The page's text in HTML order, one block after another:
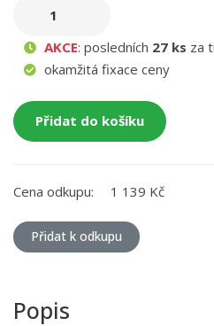
AKCE: posledních 27 ks za
okamžitá fixace ceny
Přidat do košíku
Cena odkupu: 1 139 Kč
Přidat k odkupu
Popis